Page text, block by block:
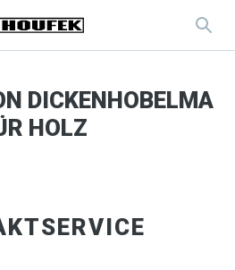
DICKENHOBELMA
HOLZ